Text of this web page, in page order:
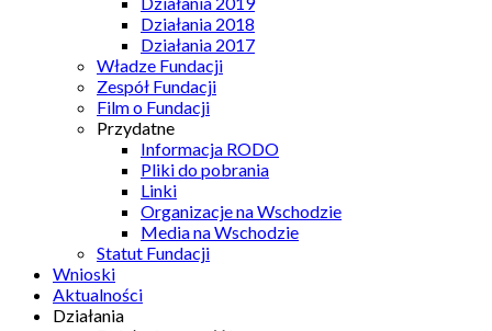
Działania 2018
Działania 2017
Władze Fundacji
Zespół Fundacji
Film o Fundacji
Przydatne
Informacja RODO
Pliki do pobrania
Linki
Organizacje na Wschodzie
Media na Wschodzie
Statut Fundacji
Wnioski
Aktualności
Działania